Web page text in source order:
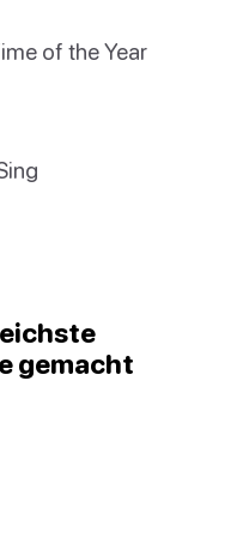
of the Year
gemacht